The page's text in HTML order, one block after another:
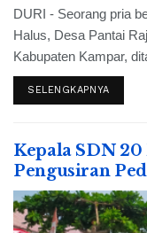
DURI - Seorang pria
Halus, Desa Pantai
Kabupaten Kampar,
SELENGKAPNYA
Kepala SDN
Pengusiran